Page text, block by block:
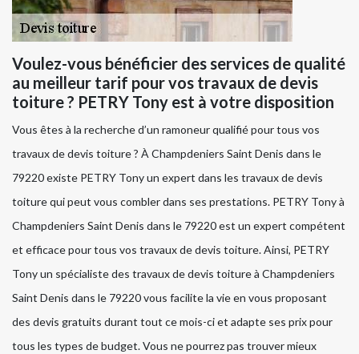
Voulez-vous bénéficier des services de qualité
au meilleur tarif pour vos travaux de devis
toiture ? PETRY Tony est à votre disposition
Vous êtes à la recherche d’un ramoneur qualifié pour tous vos
travaux de devis toiture ? À Champdeniers Saint Denis dans le
79220 existe PETRY Tony un expert dans les travaux de devis
toiture qui peut vous combler dans ses prestations. PETRY Tony à
Champdeniers Saint Denis dans le 79220 est un expert compétent
et efficace pour tous vos travaux de devis toiture. Ainsi, PETRY
Tony un spécialiste des travaux de devis toiture à Champdeniers
Saint Denis dans le 79220 vous facilite la vie en vous proposant
des devis gratuits durant tout ce mois-ci et adapte ses prix pour
tous les types de budget. Vous ne pourrez pas trouver mieux